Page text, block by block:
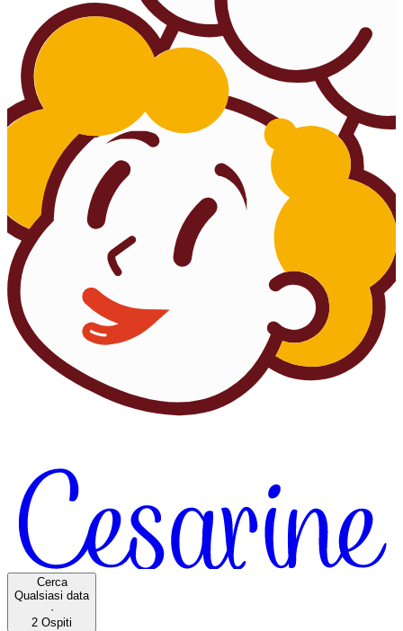
Cerca
Qualsiasi data
·
2 Ospiti